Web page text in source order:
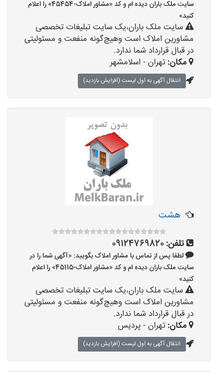
سایت ملک باران دیده ام و کد «مشاور املاک-45454» را اعلام
کنید»
سایت ملک باران،یک سایت تبلیغات تخصصی
مشاورین املاک است وهیچ‌گونه منفعت و مسئولیتی
در قبال قرارداد شما ندارد.
مکان:تهران - اسلامشهر
انتقال آگهی به اول لیست (افزایش بازدید)
هشت
تلفن:09124769820
لطفا پس از تماس با مشاور املاک بگویید: «آگهی شما را در
سایت ملک باران دیده ام و کد «مشاور املاک-45115» را اعلام
کنید»
سایت ملک باران،یک سایت تبلیغات تخصصی
مشاورین املاک است وهیچ‌گونه منفعت و مسئولیتی
در قبال قرارداد شما ندارد.
مکان:تهران - پردیس
انتقال آگهی به اول لیست (افزایش بازدید)